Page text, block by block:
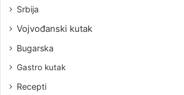
Srbija
Vojvođanski kutak
Bugarska
Gastro kutak
Recepti